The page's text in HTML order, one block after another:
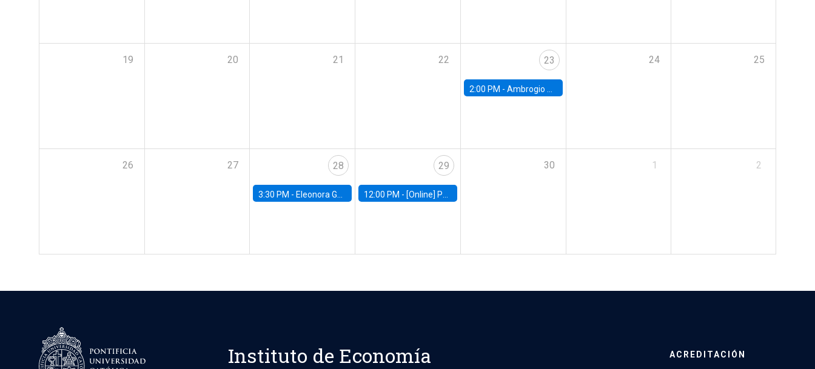
19 20 21 22 23
2:00 PM - Ambrogio Cesa-Bianchi, Bank of England
24 25
26 27 28
3:30 PM - Eleonora Guarnieri, Exeter University
29
12:00 PM - [Online] Pablo Slutzky, University of Maryland
30 1 2
Instituto de Economía ACREDITACIÓN